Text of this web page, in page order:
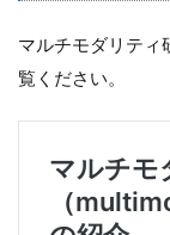
マルチモダリティ
覧ください。